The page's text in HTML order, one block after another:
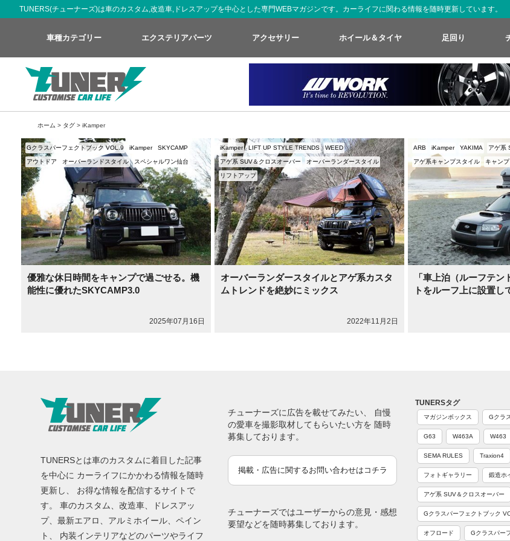
TUNERS(チューナーズ)は車のカスタム,改造車,ドレスアップを中心とした専門WEBマガジンです。カーライフに関わる情報を随時更新しています。
車種カテゴリー エクステリアパーツ アクセサリー ホイール＆タイヤ 足回り
ホーム > タグ > iKamper
優雅な休日時間をキャンプで過ごせる。機
能性に優れたSKYCAMP3.0
2025年07月16日
Gクラスパーフェクトブック VOL.9 iKamper SKYCAMP
アウトドア オーバーランドスタイル スペシャルワン仙台
オーバーランダースタイルとアゲ系カスタ
ムトレンドを絶妙にミックス
2022年11月2日
iKamper LIFT UP STYLE TRENDS WEED
アゲ系 SUV＆クロスオーバー オーバーランダースタイル
リフトアップ
「車上泊（ルーフテ
トをルーフ上に設置し
ARB iKamper YAKIMA アゲ系
アゲ系キャンプスタイル キャンプ
TUNERSとは車のカスタムに着目した記事
を中心に カーライフにかかわる情報を随時
更新し、 お得な情報を配信するサイトで
す。 車のカスタム、改造車、ドレスアッ
プ、最新エアロ、アルミホイール、ペイン
ト、 内装インテリアなどのパーツやライフ
チューナーズに広告を載せてみたい、 自慢
の愛車を撮影取材してもらいたい方を 随時
募集しております。
掲載・広告に関するお問い合わせはコチラ
チューナーズではユーザーからの意見・感想
要望などを随時募集しております。
TUNERSタグ
マガジンボックス Gクラス
G63 W463A W463
SEMA RULES Traxion4
フォトギャラリー 鍛造ホ
アゲ系 SUV＆クロスオーバー
Gクラスパーフェクトブック
オフロード Gクラスパー